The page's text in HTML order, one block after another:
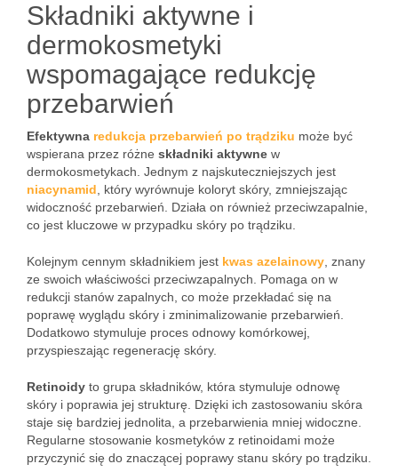
Składniki aktywne i
dermokosmetyki
wspomagające redukcję
przebarwień
Efektywna redukcja przebarwień po trądziku może być
wspierana przez różne składniki aktywne w
dermokosmetykach. Jednym z najskuteczniejszych jest
niacynamid , który wyrównuje koloryt skóry, zmniejszając
widoczność przebarwień. Działa on również przeciwzapalnie,
co jest kluczowe w przypadku skóry po trądziku.
Kolejnym cennym składnikiem jest kwas azelainowy , znany
ze swoich właściwości przeciwzapalnych. Pomaga on w
redukcji stanów zapalnych, co może przekładać się na
poprawę wyglądu skóry i zminimalizowanie przebarwień.
Dodatkowo stymuluje proces odnowy komórkowej,
przyspieszając regenerację skóry.
Retinoidy to grupa składników, która stymuluje odnowę
skóry i poprawia jej strukturę. Dzięki ich zastosowaniu skóra
staje się bardziej jednolita, a przebarwienia mniej widoczne.
Regularne stosowanie kosmetyków z retinoidami może
przyczynić się do znaczącej poprawy stanu skóry po trądziku.